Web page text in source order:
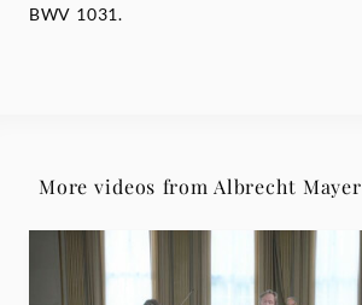
Grammophon
BWV 1031.
More videos from Albrecht Mayer